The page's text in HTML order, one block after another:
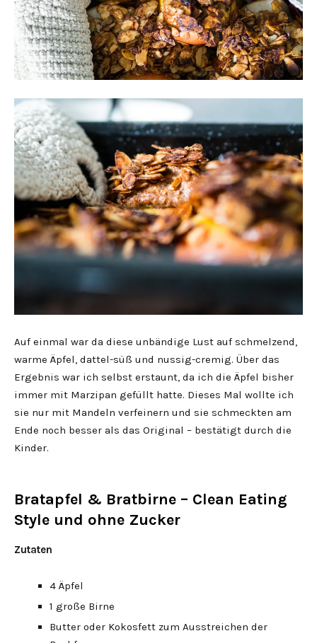
Auf einmal war da diese unbändige Lust auf schmelzend,
warme Äpfel, dattel-süß und nussig-cremig. Über das
Ergebnis war ich selbst erstaunt, da ich die Äpfel bisher
immer mit Marzipan gefüllt hatte. Dieses Mal wollte ich
sie nur mit Mandeln verfeinern und sie schmeckten am
Ende noch besser als das Original – bestätigt durch die
Kinder.
Bratapfel & Bratbirne – Clean Eating
Style und ohne Zucker
Zutaten
4 Äpfel
1 große Birne
Butter oder Kokosfett zum Ausstreichen der